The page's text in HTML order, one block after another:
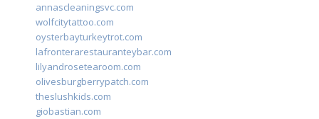
annascleaningsvc.com
wolfcitytattoo.com
oysterbayturkeytrot.com
lafronterarestauranteybar.com
lilyandrosetearoom.com
olivesburgberrypatch.com
theslushkids.com
giobastian.com